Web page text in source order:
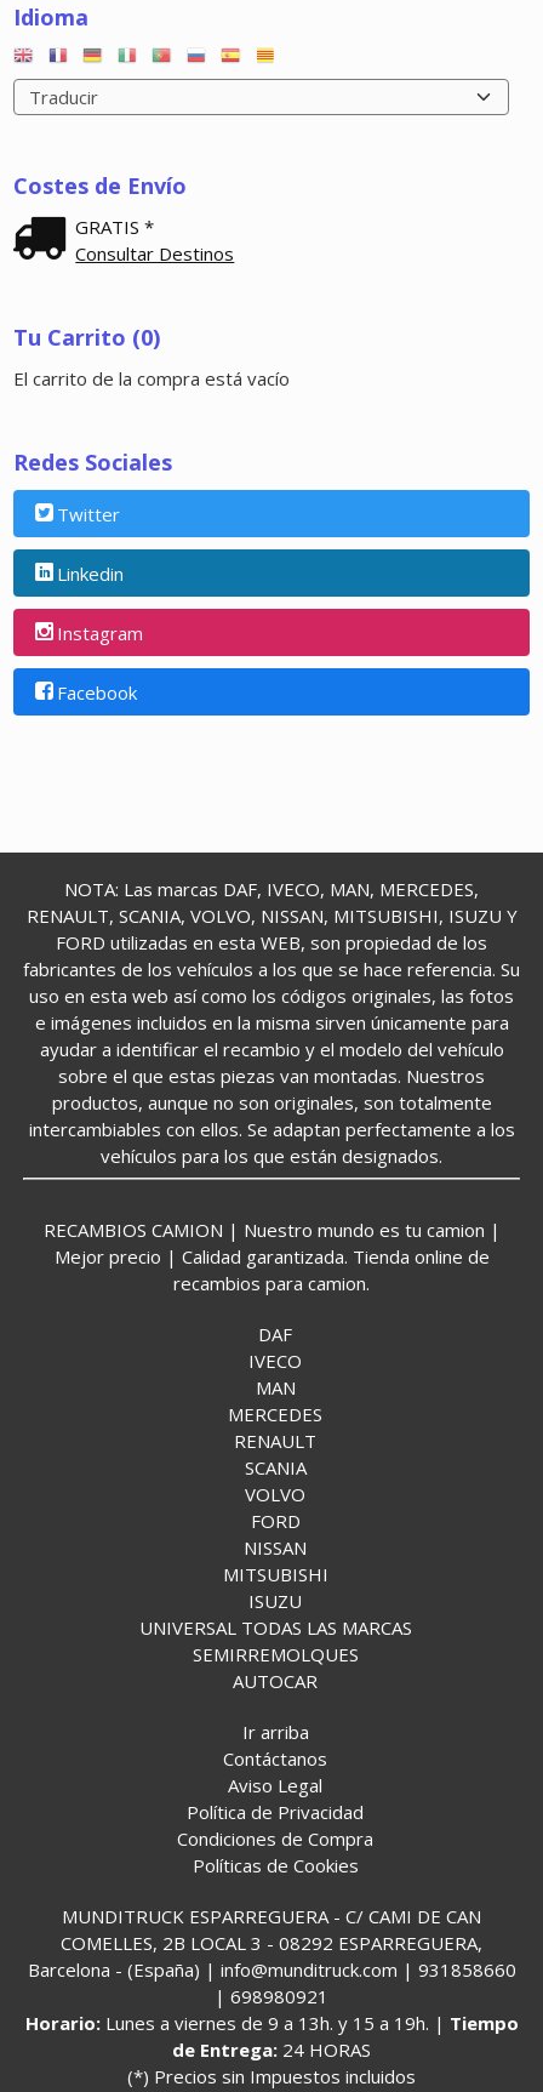
Idioma
Costes de Envío
GRATIS *
Consultar Destinos
Tu Carrito (0)
El carrito de la compra está vacío
Redes Sociales
Twitter
Linkedin
Instagram
Facebook
NOTA: Las marcas DAF, IVECO, MAN, MERCEDES,
RENAULT, SCANIA, VOLVO, NISSAN, MITSUBISHI, ISUZU Y
FORD utilizadas en esta WEB, son propiedad de los
fabricantes de los vehículos a los que se hace referencia. Su
uso en esta web así como los códigos originales, las fotos
e imágenes incluidos en la misma sirven únicamente para
ayudar a identificar el recambio y el modelo del vehículo
sobre el que estas piezas van montadas. Nuestros
productos, aunque no son originales, son totalmente
intercambiables con ellos. Se adaptan perfectamente a los
vehículos para los que están designados.
RECAMBIOS CAMION | Nuestro mundo es tu camion |
Mejor precio | Calidad garantizada. Tienda online de
recambios para camion.
DAF
IVECO
MAN
MERCEDES
RENAULT
SCANIA
VOLVO
FORD
NISSAN
MITSUBISHI
ISUZU
UNIVERSAL TODAS LAS MARCAS
SEMIRREMOLQUES
AUTOCAR
Ir arriba
Contáctanos
Aviso Legal
Política de Privacidad
Condiciones de Compra
Políticas de Cookies
MUNDITRUCK ESPARREGUERA - C/ CAMI DE CAN
COMELLES, 2B LOCAL 3 - 08292 ESPARREGUERA,
Barcelona - (España) | info@munditruck.com | 931858660
| 698980921
Horario: Lunes a viernes de 9 a 13h. y 15 a 19h. | Tiempo
de Entrega: 24 HORAS
(*) Precios sin Impuestos incluidos